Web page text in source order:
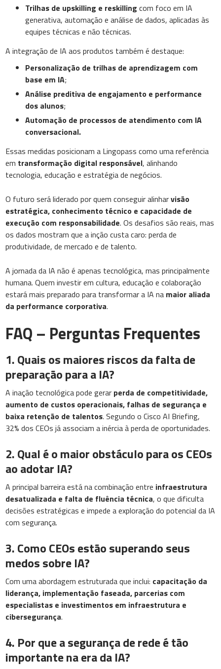
Trilhas de upskilling e reskilling com foco em IA
generativa, automação e análise de dados, aplicadas às
equipes técnicas e não técnicas.
A integração de IA aos produtos também é destaque:
Personalização de trilhas de aprendizagem com
base em IA;
Análise preditiva de engajamento e performance
dos alunos;
Automação de processos de atendimento com IA
conversacional.
Essas medidas posicionam a Lingopass como uma referência
em transformação digital responsável, alinhando
tecnologia, educação e estratégia de negócios.
O futuro será liderado por quem conseguir alinharvisão
estratégica, conhecimento técnico e capacidade de
execução com responsabilidade. Os desafios são reais, mas
os dados mostram que a inção custa caro: perda de
produtividade, de mercado e de talento.
A jornada da IA não é apenas tecnológica, mas principalmente
humana. Quem investir em cultura, educação e colaboração
estará mais preparado para transformar a IA na maior aliada
da performance corporativa.
FAQ – Perguntas Frequentes
1. Quais os maiores riscos da falta de
preparação para a IA?
A inação tecnológica pode gerar perda de competitividade,
aumento de custos operacionais, falhas de segurança e
baixa retenção de talentos. Segundo o Cisco AI Briefing,
32% dos CEOs já associam a inércia à perda de oportunidades.
2. Qual é o maior obstáculo para os CEOs
ao adotar IA?
A principal barreira está na combinação entre infraestrutura
desatualizada e falta de fluência técnica, o que dificulta
decisões estratégicas e impede a exploração do potencial da IA
com segurança.
3. Como CEOs estão superando seus
medos sobre IA?
Com uma abordagem estruturada que inclui: capacitação da
liderança, implementação faseada, parcerias com
especialistas e investimentos em infraestrutura e
cibersegurança.
4. Por que a segurança de rede é tão
importante na era da IA?